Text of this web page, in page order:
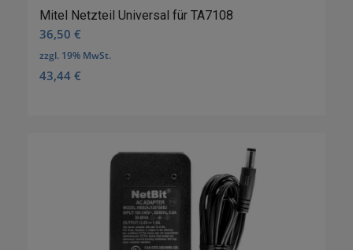
Mitel Netzteil Universal für TA7108
36,50 €
zzgl. 19% MwSt.
43,44 €